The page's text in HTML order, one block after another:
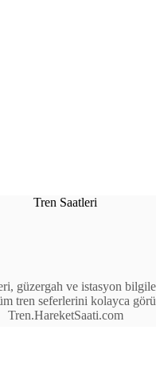
Tren Saatleri
güzergah ve istasyon
tren seferlerini kolayca
Tren.HareketSaati.com